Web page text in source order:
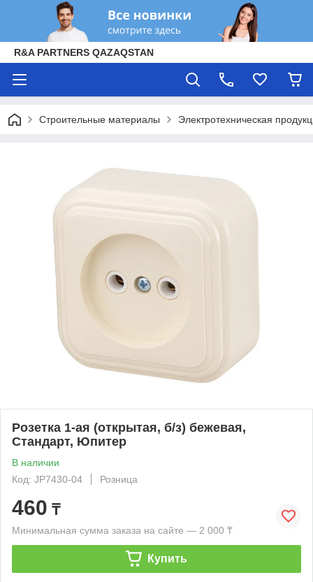
R&A PARTNERS QAZAQSTAN
Строительные материалы Электротехническая
Розетка 1-ая (открытая, б/з) бежевая,
Стандарт, Юпитер
В наличии
Код: JP7430-04
Розница
460 ₸
Минимальная сумма заказа на сайте — 2 000 ₸
Купить